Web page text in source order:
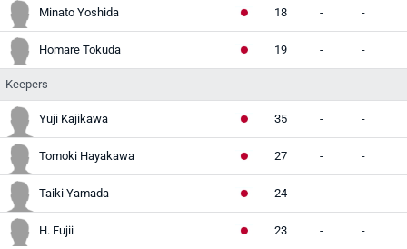
Minato Yoshida 18 - -
Homare Tokuda 19 - -
Keepers
Yuji Kajikawa 35 - -
Tomoki Hayakawa 27 - -
Taiki Yamada 24 - -
H. Fujii 23 - -